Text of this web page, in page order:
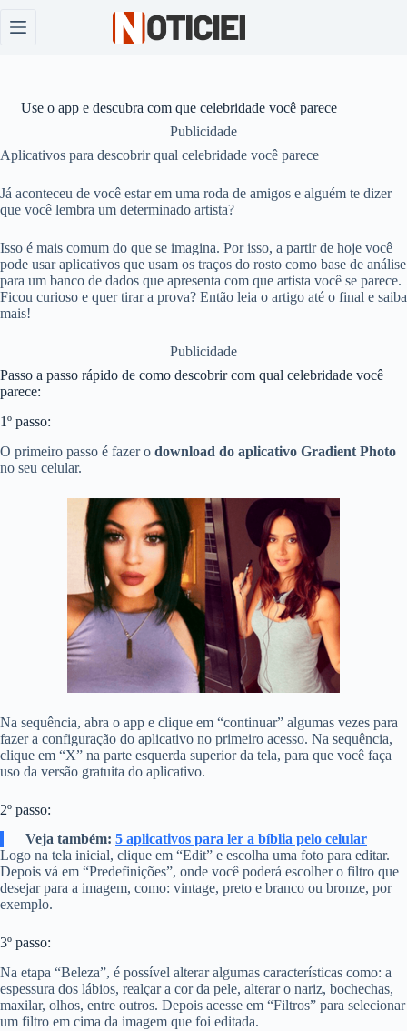
para
Use o app e descubra com que celebridade você parece
Publicidade
Aplicativos para descobrir qual celebridade você parece
Já aconteceu de você estar em uma roda de amigos e alguém te dizer
que você lembra um determinado artista?
Isso é mais comum do que se imagina. Por isso, a partir de hoje você
pode usar aplicativos que usam os traços do rosto como base de análise
para um banco de dados que apresenta com que artista você se parece.
Ficou curioso e quer tirar a prova? Então leia o artigo até o final e saiba
mais!
Publicidade
Passo a passo rápido de como descobrir com qual celebridade você
parece:
1º passo:
O primeiro passo é fazer o download do aplicativo Gradient Photo
no seu celular.
Na sequência, abra o app e clique em “continuar” algumas vezes para
fazer a configuração do aplicativo no primeiro acesso. Na sequência,
clique em “X” na parte esquerda superior da tela, para que você faça
uso da versão gratuita do aplicativo.
2º passo:
Veja também: 5 aplicativos para ler a bíblia pelo celular
Logo na tela inicial, clique em “Edit” e escolha uma foto para editar.
Depois vá em “Predefinições”, onde você poderá escolher o filtro que
desejar para a imagem, como: vintage, preto e branco ou bronze, por
exemplo.
3º passo:
Na etapa “Beleza”, é possível alterar algumas características como: a
espessura dos lábios, realçar a cor da pele, alterar o nariz, bochechas,
maxilar, olhos, entre outros. Depois acesse em “Filtros” para selecionar
um filtro em cima da imagem que foi editada.